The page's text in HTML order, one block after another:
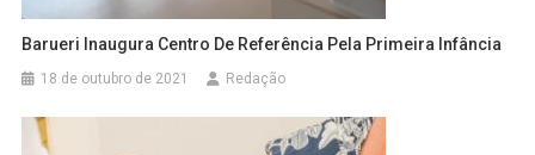
Barueri Inaugura Centro De Referência Pela Primeira Infância
18 de outubro de 2021 Redação